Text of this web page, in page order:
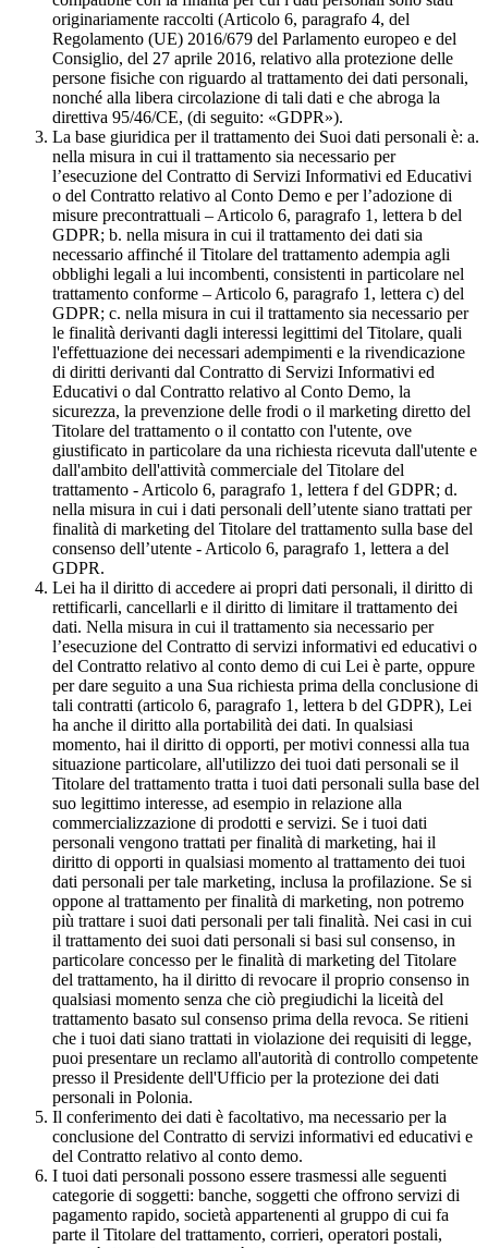
originariamente raccolti (Articolo 6, paragrafo 4, del
Regolamento (UE) 2016/679 del Parlamento europeo e del
Consiglio, del 27 aprile 2016, relativo alla protezione delle
persone fisiche con riguardo al trattamento dei dati personali,
nonché alla libera circolazione di tali dati e che abroga la
direttiva 95/46/CE, (di seguito: «GDPR»).
La base giuridica per il trattamento dei Suoi dati personali è: a.
nella misura in cui il trattamento sia necessario per
l’esecuzione del Contratto di Servizi Informativi ed Educativi
o del Contratto relativo al Conto Demo e per l’adozione di
misure precontrattuali – Articolo 6, paragrafo 1, lettera b del
GDPR; b. nella misura in cui il trattamento dei dati sia
necessario affinché il Titolare del trattamento adempia agli
obblighi legali a lui incombenti, consistenti in particolare nel
trattamento conforme – Articolo 6, paragrafo 1, lettera c) del
GDPR; c. nella misura in cui il trattamento sia necessario per
le finalità derivanti dagli interessi legittimi del Titolare, quali
l'effettuazione dei necessari adempimenti e la rivendicazione
di diritti derivanti dal Contratto di Servizi Informativi ed
Educativi o dal Contratto relativo al Conto Demo, la
sicurezza, la prevenzione delle frodi o il marketing diretto del
Titolare del trattamento o il contatto con l'utente, ove
giustificato in particolare da una richiesta ricevuta dall'utente e
dall'ambito dell'attività commerciale del Titolare del
trattamento - Articolo 6, paragrafo 1, lettera f del GDPR; d.
nella misura in cui i dati personali dell’utente siano trattati per
finalità di marketing del Titolare del trattamento sulla base del
consenso dell’utente - Articolo 6, paragrafo 1, lettera a del
GDPR.
Lei ha il diritto di accedere ai propri dati personali, il diritto di
rettificarli, cancellarli e il diritto di limitare il trattamento dei
dati. Nella misura in cui il trattamento sia necessario per
l’esecuzione del Contratto di servizi informativi ed educativi o
del Contratto relativo al conto demo di cui Lei è parte, oppure
per dare seguito a una Sua richiesta prima della conclusione di
tali contratti (articolo 6, paragrafo 1, lettera b del GDPR), Lei
ha anche il diritto alla portabilità dei dati. In qualsiasi
momento, hai il diritto di opporti, per motivi connessi alla tua
situazione particolare, all'utilizzo dei tuoi dati personali se il
Titolare del trattamento tratta i tuoi dati personali sulla base del
suo legittimo interesse, ad esempio in relazione alla
commercializzazione di prodotti e servizi. Se i tuoi dati
personali vengono trattati per finalità di marketing, hai il
diritto di opporti in qualsiasi momento al trattamento dei tuoi
dati personali per tale marketing, inclusa la profilazione. Se si
oppone al trattamento per finalità di marketing, non potremo
più trattare i suoi dati personali per tali finalità. Nei casi in cui
il trattamento dei suoi dati personali si basi sul consenso, in
particolare concesso per le finalità di marketing del Titolare
del trattamento, ha il diritto di revocare il proprio consenso in
qualsiasi momento senza che ciò pregiudichi la liceità del
trattamento basato sul consenso prima della revoca. Se ritieni
che i tuoi dati siano trattati in violazione dei requisiti di legge,
puoi presentare un reclamo all'autorità di controllo competente
presso il Presidente dell'Ufficio per la protezione dei dati
personali in Polonia.
Il conferimento dei dati è facoltativo, ma necessario per la
conclusione del Contratto di servizi informativi ed educativi e
del Contratto relativo al conto demo.
I tuoi dati personali possono essere trasmessi alle seguenti
categorie di soggetti: banche, soggetti che offrono servizi di
pagamento rapido, società appartenenti al gruppo di cui fa
parte il Titolare del trattamento, corrieri, operatori postali,